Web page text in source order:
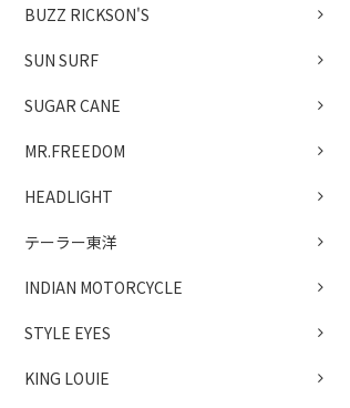
BUZZ RICKSON'S
SUN SURF
SUGAR CANE
MR.FREEDOM
HEADLIGHT
テーラー東洋
INDIAN MOTORCYCLE
STYLE EYES
KING LOUIE